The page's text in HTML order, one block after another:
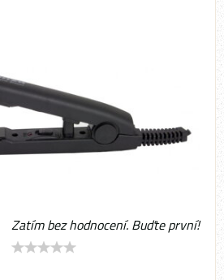
Zatím bez hodnocení. Buďte první!